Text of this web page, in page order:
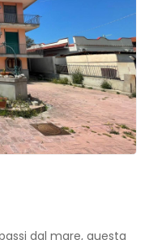
dal mare, questa